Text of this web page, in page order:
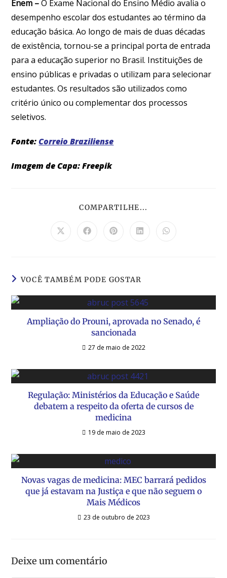
Enem –O Exame Nacional do Ensino Médio avalia o
desempenho escolar dos estudantes ao término da
educação básica. Ao longo de mais de duas décadas
de existência, tornou-se a principal porta de entrada
para a educação superior no Brasil. Instituições de
ensino públicas e privadas o utilizam para selecionar
estudantes. Os resultados são utilizados como
critério único ou complementar dos processos
seletivos.
Fonte:Correio Braziliense
Imagem de Capa: Freepik
COMPARTILHE...
VOCÊ TAMBÉM PODE GOSTAR
Ampliação do Prouni, aprovada no Senado, é
sancionada
27 de maio de 2022
Regulação: Ministérios da Educação e Saúde
debatem a respeito da oferta de cursos de
medicina
19 de maio de 2023
Novas vagas de medicina: MEC barrará pedidos
que já estavam na Justiça e que não seguem o
Mais Médicos
23 de outubro de 2023
Deixe um comentário